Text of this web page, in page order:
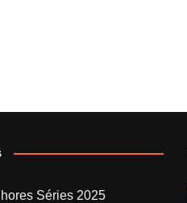
Séries 2025